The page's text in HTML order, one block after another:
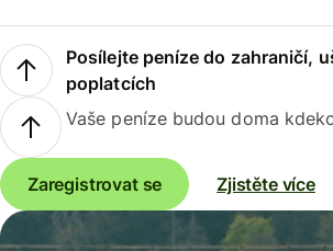
Posílejte peníze do zahraničí,
poplatcích
Vaše peníze budou doma
Zaregistrovat se Zjistěte více